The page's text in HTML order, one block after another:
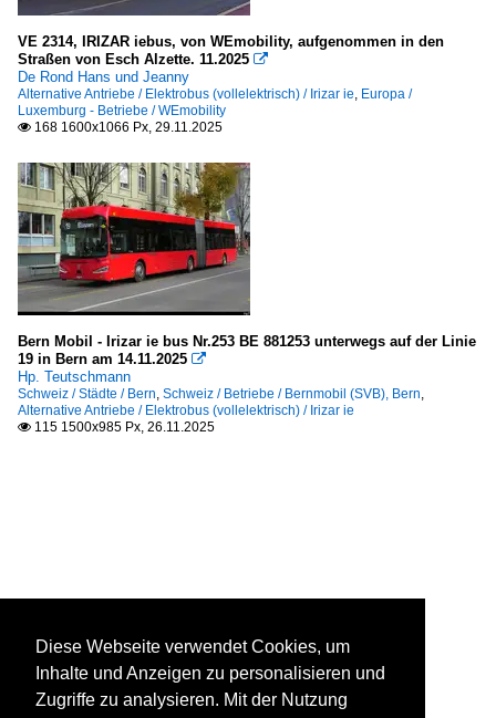
VE 2314, IRIZAR iebus, von WEmobility, aufgenommen in den
Straßen von Esch Alzette. 11.2025 
De Rond Hans und Jeanny
Alternative Antriebe / Elektrobus (vollelektrisch) / Irizar ie, Europa /
Luxemburg - Betriebe / WEmobility
 168 1600x1066 Px, 29.11.2025
Bern Mobil - Irizar ie bus Nr.253 BE 881253 unterwegs auf der Linie
19 in Bern am 14.11.2025 
Hp. Teutschmann
Schweiz / Städte / Bern, Schweiz / Betriebe / Bernmobil (SVB), Bern,
Alternative Antriebe / Elektrobus (vollelektrisch) / Irizar ie
 115 1500x985 Px, 26.11.2025
Diese Webseite verwendet Cookies, um
Inhalte und Anzeigen zu personalisieren und
Zugriffe zu analysieren. Mit der Nutzung